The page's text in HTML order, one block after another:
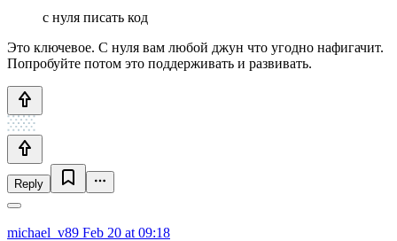
с нуля писать код
Это ключевое. С нуля вам любой джун что угодно нафигачит.
Попробуйте потом это поддерживать и развивать.
Reply
michael_v89 Feb 20 at 09:18